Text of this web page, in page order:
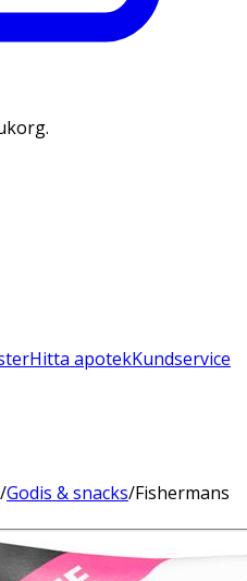
Hitta apotekKundservice
/Godis & snacks/Fishermans